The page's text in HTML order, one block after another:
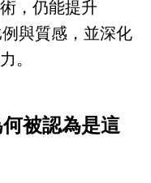
，仍能提升
與質感，並深化
。
被認為是這